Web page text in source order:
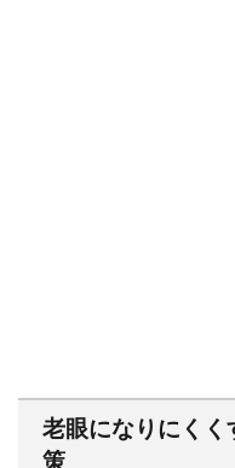
老眼になりにくく
策